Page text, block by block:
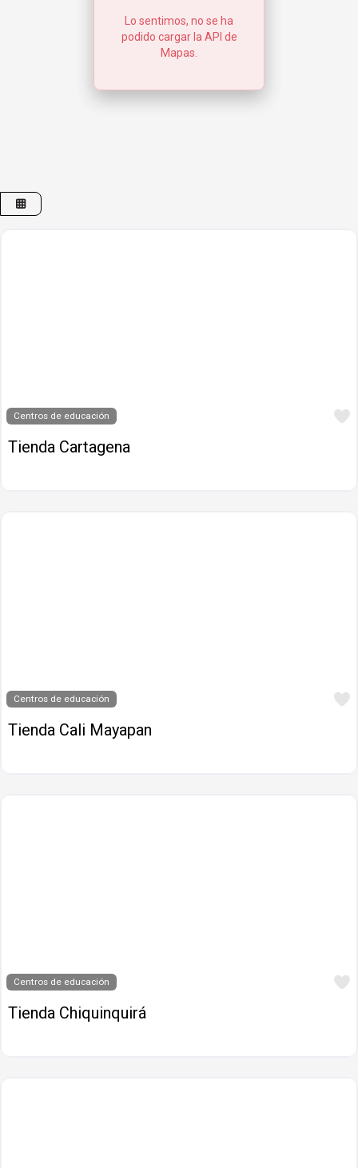
Lo sentimos, no se ha
podido cargar la API de
Mapas.
Centros de educación
Tienda Cartagena
Centros de educación
Tienda Cali Mayapan
Centros de educación
Tienda Chiquinquirá